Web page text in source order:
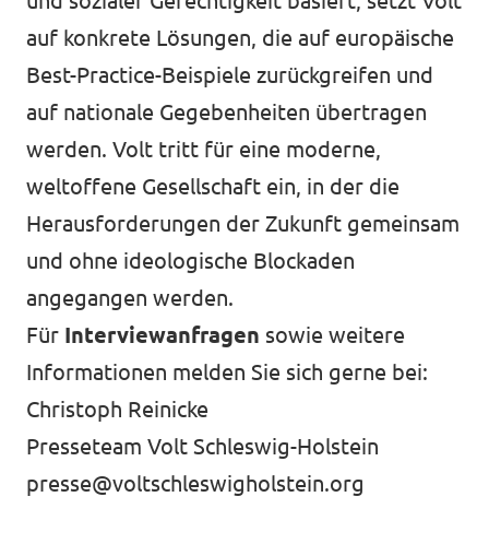
auf konkrete Lösungen, die auf europäische
Best-Practice-Beispiele zurückgreifen und
auf nationale Gegebenheiten übertragen
werden. Volt tritt für eine moderne,
weltoffene Gesellschaft ein, in der die
Herausforderungen der Zukunft gemeinsam
und ohne ideologische Blockaden
angegangen werden.
Für Interviewanfragen sowie weitere
Informationen melden Sie sich gerne bei:
Christoph Reinicke
Presseteam Volt Schleswig-Holstein
presse@voltschleswigholstein.org